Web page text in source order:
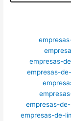
empresas-
empresas-
empresas-
empresas-de-